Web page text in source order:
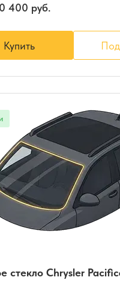
400 руб.
Купить
стекло Chrysler